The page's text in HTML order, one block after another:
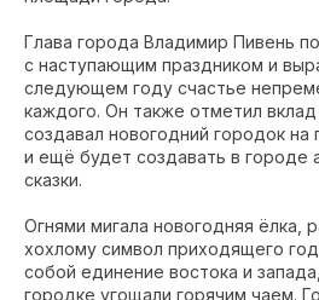
Глава города Владимир Пивень
с наступающим праздником и
следующем году счастье
каждого. Он также отметил
создавал новогодний городок на
и ещё будет создавать в городе
сказки.
Огнями мигала новогодняя ёлка,
хохлому символ приходящего
собой единение востока и
городке угощали горячим чаем.